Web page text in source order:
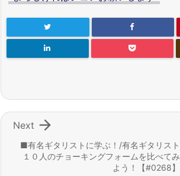
■有名ギタリストに学ぶ！/有名ギタリスト
１０人のチョーキングフォームを比べてみ
よう！【#0268】

Next